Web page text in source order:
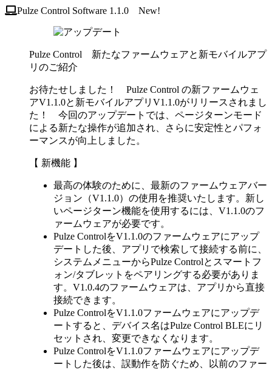
Pulze Control Software 1.1.0 New!
Pulze Control 新たなファームウェアと新モバイルアプ
リのご紹介
お待たせしました！ Pulze Control の新ファームウェ
アV1.1.0と新モバイルアプリV1.1.0がリリースされまし
た！ 今回のアップデートでは、ページターンモード
による新たな操作が追加され、さらに安定性とパフォ
ーマンスが向上しました。
【 新機能 】
最高の体験のために、最新のファームウェアバー
ジョン（V1.1.0）の使用を推奨いたします。新し
いページターン機能を使用するには、V1.1.0のフ
ァームウェアが必要です。
Pulze ControlをV1.1.0のファームウェアにアップ
デートした後、アプリで検索して接続する前に、
システムメニューからPulze Controlとスマートフ
ォン/タブレットをペアリングする必要がありま
す。V1.0.4のファームウェアは、アプリから直接
接続できます。
Pulze ControlをV1.1.0ファームウェアにアップデ
ートすると、デバイス名はPulze Control BLEにリ
セットされ、変更できなくなります。
Pulze ControlをV1.1.0ファームウェアにアップデ
ートした後は、誤動作を防ぐため、以前のファー